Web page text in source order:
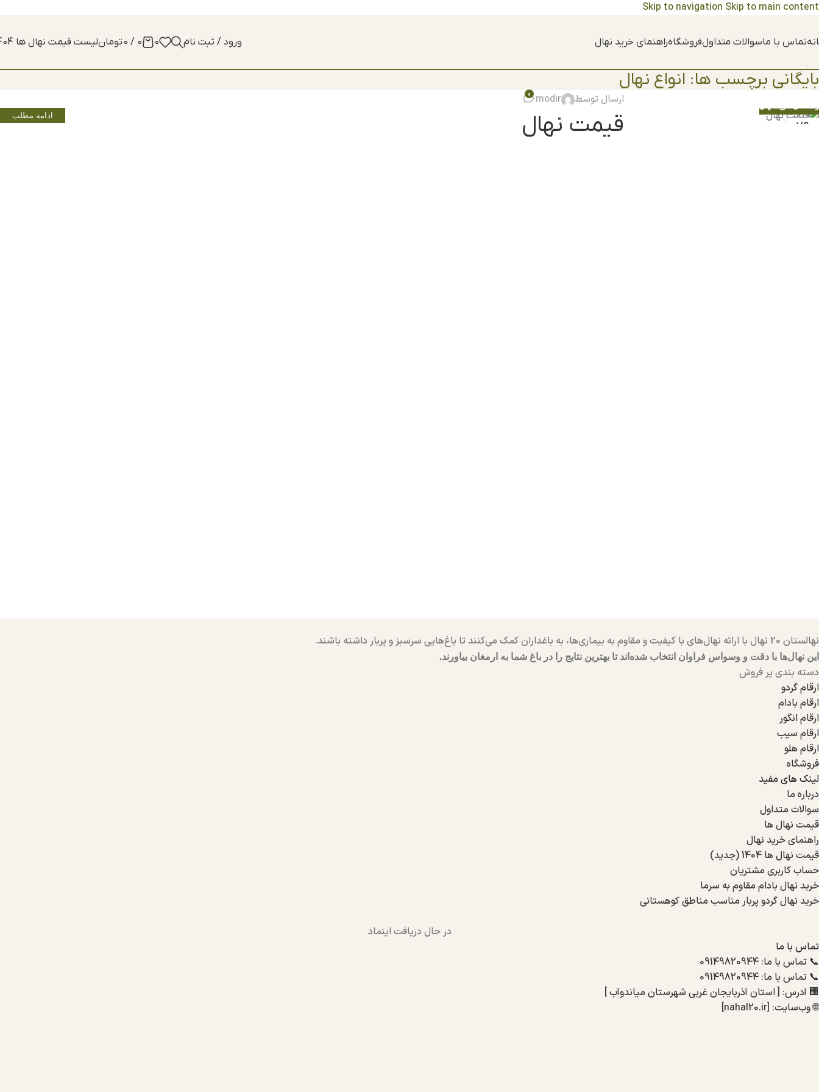
Skip to navigation Skip to main content
تماس با ماسوالات متداولفروشگاهراهنمای خرید نهال ورود / ثبت نام 0
0
/
0تومانلیست قیمت نهال ها 1404
بایگانی برچسب ها: انواع نهال
29
ارسال توسط modir
0
قیمت نهال ادامه مطلب
نهالستان 20 نهال با ارائه نهال‌های با کیفیت و مقاوم به بیماری‌ها، به باغداران کمک می‌کنند تا باغ‌هایی سرسبز و پربار داشته باشند.
این نهال‌ها با دقت و وسواس فراوان انتخاب شده‌اند تا بهترین نتایج را در باغ شما به ارمغان بیاورند.
دسته بندی پر فروش
ارقام گردو
ارقام بادام
ارقام انگور
ارقام سیب
ارقام هلو
فروشگاه
لینک های مفید
درباره ما
سوالات متداول
قیمت نهال ها
راهنمای خرید نهال
قیمت نهال ها 1404 (جدید)
حساب کاربری مشتریان
خرید نهال بادام مقاوم به سرما
خرید نهال گردو پربار مناسب مناطق کوهستانی
در حال دریافت اینماد
تماس با ما
📞 تماس با ما: 09149820944
📞 تماس با ما: 09149820944
🏢 آدرس: [ استان آذربایجان غربی شهرستان میاندوآب ]
🌐 وب‌سایت: [nahal20.ir]